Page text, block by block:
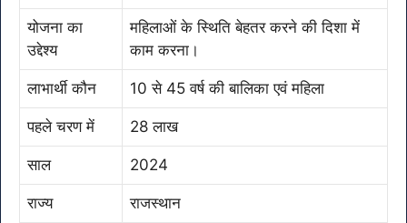
योजना का
उद्देश्य
महिलाओं के स्थिति बेहतर करने की दिशा में
काम करना।
लाभार्थी कौन 10 से 45 वर्ष की बालिका एवं महिला
पहले चरण में 28 लाख
साल 2024
राज्य राजस्थान